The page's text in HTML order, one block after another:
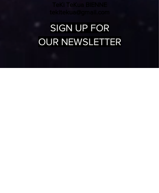
TeKi TeKua BIENNE
tekitekua@gmail.com
SIGN UP FOR
OUR NEWSLETTER